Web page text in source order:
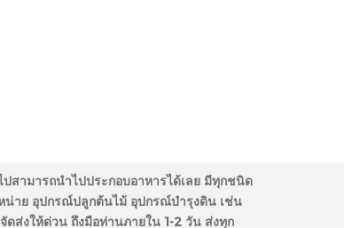
สามารถนำไปประกอบอาหารได้เลย มีทุกชนิด
น่าย อุปกรณ์ปลูกต้นไม้ อุปกรณ์บำรุงดิน เช่น
ส่งให้ด่วน ถึงมือท่านภายใน 1-2 วัน ส่งทุก